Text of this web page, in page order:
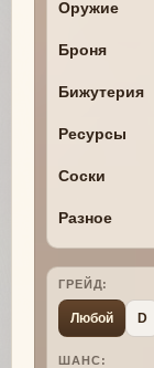
Оружие
Броня
Бижутерия
Ресурсы
Соски
Разное
ГРЕЙД:
Любой D
ШАНС: